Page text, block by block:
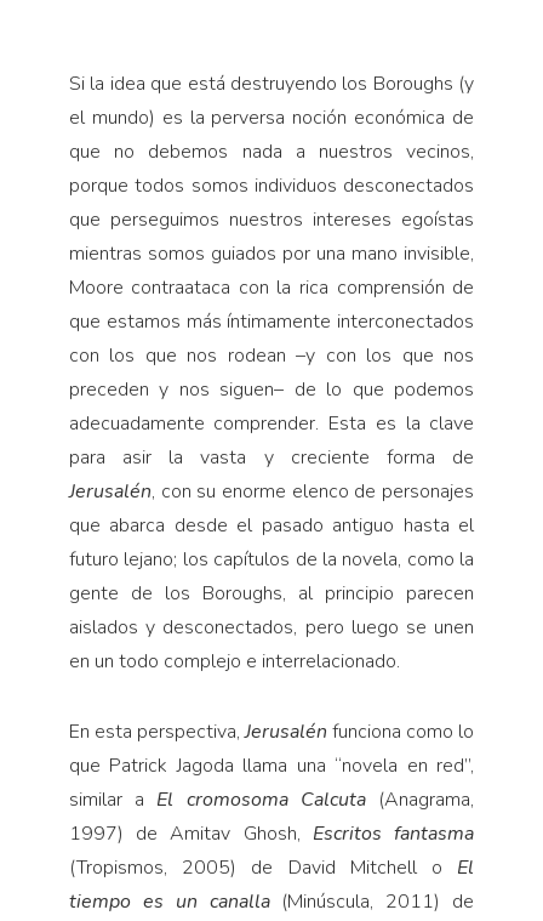
Si la idea que está destruyendo los Boroughs (y
el mundo) es la perversa noción económica de
que no debemos nada a nuestros vecinos,
porque todos somos individuos desconectados
que perseguimos nuestros intereses egoístas
mientras somos guiados por una mano invisible,
Moore contraataca con la rica comprensión de
que estamos más íntimamente interconectados
con los que nos rodean –y con los que nos
preceden y nos siguen– de lo que podemos
adecuadamente comprender. Esta es la clave
para asir la vasta y creciente forma de
Jerusalén, con su enorme elenco de personajes
que abarca desde el pasado antiguo hasta el
futuro lejano; los capítulos de la novela, como la
gente de los Boroughs, al principio parecen
aislados y desconectados, pero luego se unen
en un todo complejo e interrelacionado.
En esta perspectiva,Jerusalén funciona como lo
que Patrick Jagoda llama una “novela en red”,
similar a El cromosoma Calcuta(Anagrama,
1997) de Amitav Ghosh, Escritos fantasma
(Tropismos, 2005) de David Mitchell o El
tiempo es un canalla(Minúscula, 2011) de